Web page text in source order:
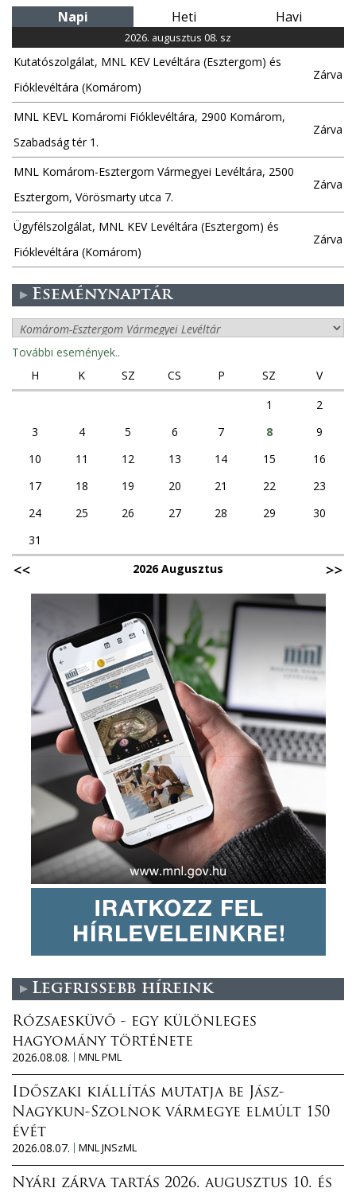
Napi Heti Havi
2026. augusztus 08. sz
Kutatószolgálat, MNL KEV Levéltára (Esztergom) és
Fióklevéltára (Komárom)
Zárva
MNL KEVL Komáromi Fióklevéltára, 2900 Komárom,
Szabadság tér 1.
Zárva
MNL Komárom-Esztergom Vármegyei Levéltára, 2500
Esztergom, Vörösmarty utca 7.
Zárva
Ügyfélszolgálat, MNL KEV Levéltára (Esztergom) és
Fióklevéltára (Komárom)
Zárva
Eseménynaptár
További események..
H
K SZ CS P SZ
V
1
2
3
4 5 6 7 8
9
10
11 12 13 14 15
16
17
18 19 20 21 22
23
24
25 26 27 28 29
30
31
2026 Augusztus
Legfrissebb híreink
Rózsaesküvő - egy különleges
hagyomány története
2026.08.08.
MNL PML
Időszaki kiállítás mutatja be Jász-
Nagykun-Szolnok vármegye elmúlt 150
évét
2026.08.07.
MNL JNSzML
Nyári zárva tartás 2026. augusztus 10. és